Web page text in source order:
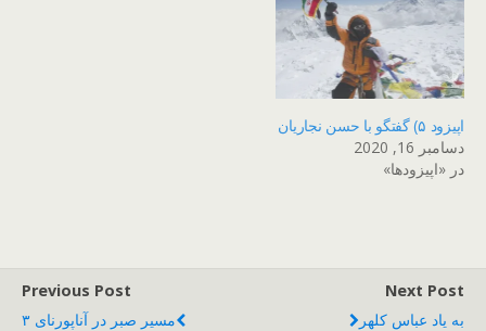
اپیزود ۵) گفتگو با حسن نجاریان
دسامبر 16, 2020
در «اپیزودها»
Previous Post
مسیر صبر در آناپورنای ۳
Next Post
به یاد عباس کلهر